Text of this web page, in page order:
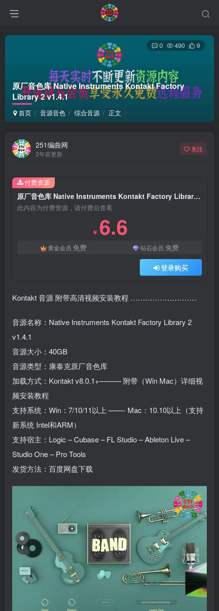
原厂音色库 Native Instruments Kontakt Factory
Library 2 v1.4.1
首页 音源音色 综合音源 正文
0 490 9
251编曲网
2年前更新
关注
原厂音色库 Native Instruments Kontakt Factory Library 2 v1.4.1
此内容为付费资源，请付费后查看
￥ 6.6
黄金会员 免费 钻石会员 免费
登录购买
付费资源
Kontakt 音源 附带高清视频安装教程 ………………………
音源名称：Native Instruments Kontakt Factory Library 2
v1.4.1
音源大小：40GB
音源类型：康泰克原厂音色库
加载方式：Kontakt v8.0.1+——— 附带（Win Mac）详细视
频安装教程
支持系统：Win：7/10/11以上 ——- Mac：10.10以上（支持
新系统 Intel和ARM）
支持宿主：Logic – Cubase – FL Studio – Ableton Live –
Studio One – Pro Tools
发货方法：百度网盘下载